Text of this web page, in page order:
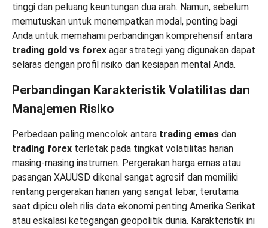
tinggi dan peluang keuntungan dua arah. Namun, sebelum
memutuskan untuk menempatkan modal, penting bagi
Anda untuk memahami perbandingan komprehensif antara
trading gold vs forex agar strategi yang digunakan dapat
selaras dengan profil risiko dan kesiapan mental Anda.
Perbandingan Karakteristik Volatilitas dan
Manajemen Risiko
Perbedaan paling mencolok antara trading emas dan
trading forex terletak pada tingkat volatilitas harian
masing-masing instrumen. Pergerakan harga emas atau
pasangan XAUUSD dikenal sangat agresif dan memiliki
rentang pergerakan harian yang sangat lebar, terutama
saat dipicu oleh rilis data ekonomi penting Amerika Serikat
atau eskalasi ketegangan geopolitik dunia. Karakteristik ini